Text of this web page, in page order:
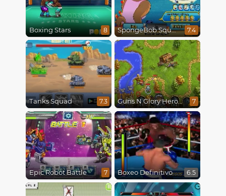
Boxing Stars 8 SpongeBob SquarePants : Monster Island Adventures 7.4
Tanks Squad 7.3 Guns N Glory Heroes 7
Epic Robot Battle 7 Boxeo Definitivo 6.5